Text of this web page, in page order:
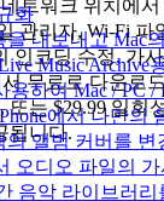
화
내보내고 Mac
Music
하여 Mac / PC
에서 나만의
의 앨범 커버를
오디오 파일의
음악 라이브러
트워크 위치에서
관리자, Wi-Fi 파
인코딩 수정, 가사
서 무료로 다운로
또는 $29.99 일회
됩니다.